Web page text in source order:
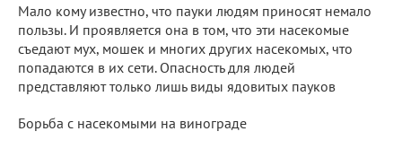
Мало кому известно, что пауки людям приносят немало
пользы. И проявляется она в том, что эти насекомые
съедают мух, мошек и многих других насекомых, что
попадаются в их сети. Опасность для людей
представляют только лишь виды ядовитых пауков
Борьба с насекомыми на винограде